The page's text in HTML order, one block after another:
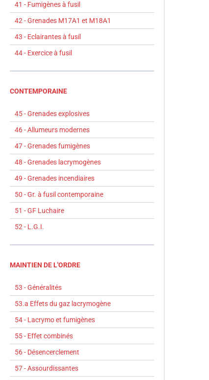
41 - Fumigènes à fusil
42 - Grenades M17A1 et M18A1
43 - Eclairantes à fusil
44 - Exercice à fusil
CONTEMPORAINE
45 - Grenades explosives
46 - Allumeurs modernes
47 - Grenades fumigènes
48 - Grenades lacrymogènes
49 - Grenades incendiaires
50 - Gr. à fusil contemporaine
51 - GF Luchaire
52 - L.G.I.
MAINTIEN DE L'ORDRE
53 - Généralités
53.a Effets du gaz lacrymogène
54 - Lacrymo et fumigènes
55 - Effet combinés
56 - Désencerclement
57 - Assourdissantes